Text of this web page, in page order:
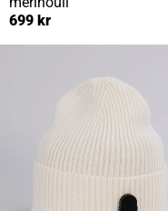
699 kr